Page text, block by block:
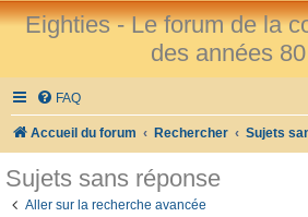
Eighties - Le forum de la
des années
FAQ
Accueil du forum Rechercher Sujets
Sujets sans réponse
Aller sur la recherche avancée